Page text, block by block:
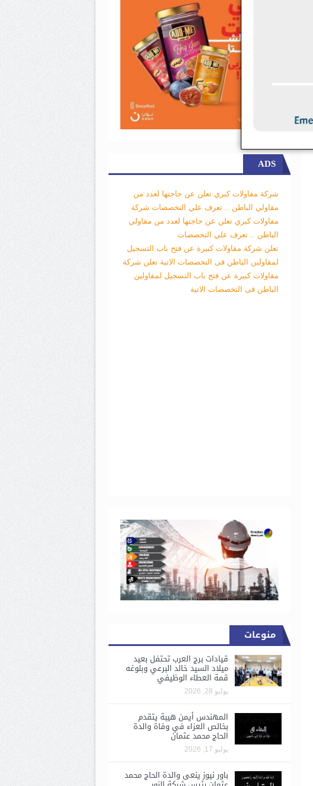
ADS
شركة مقاولات كبري تعلن عن حاجتها لعدد من
مقاولي الباطن .. تعرف علي التخصصات شركة
مقاولات كبري تعلن عن حاجتها لعدد من مقاولي
الباطن .. تعرف علي التخصصات
تعلن شركة مقاولات كبيرة عن فتح باب التسجيل
لمقاولين الباطن فى التخصصات الاتية تعلن شركة
مقاولات كبيرة عن فتح باب التسجيل لمقاولين
الباطن فى التخصصات الاتية
منوعات
قيادات برج العرب تحتفل بعيد
ميلاد السيد خالد البرعي وبلوغه
قمة العطاء الوظيفي
يوليو 28, 2026
المهندس أيمن هيبة يتقدم
بخالص العزاء في وفاة والدة
الحاج محمد عثمان
يوليو 17, 2026
باور نيوز ينعى والدة الحاج محمد